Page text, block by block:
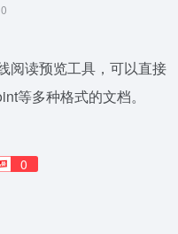
0
阅读预览工具，可以直接
等多种格式的文档。
0